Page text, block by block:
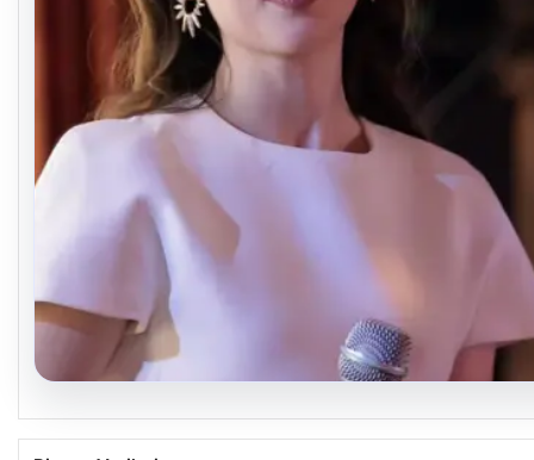
‘Yeraltı’ dizisinde şok olay! Babası suç